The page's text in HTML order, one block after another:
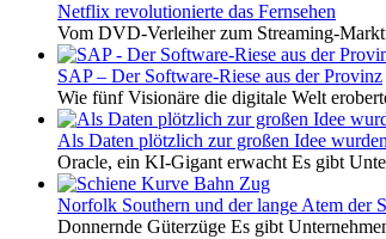
Netflix revolutionierte das Fernsehen
Vom DVD-Verleiher zum Streaming-
SAP – Der Software-Riese aus der Provinz
Wie fünf Visionäre die digitale Welt
Als Daten plötzlich zur großen Idee wurden
Oracle, ein KI-Gigant erwacht Es gibt
Norfolk Southern und der lange Atem der
Donnernde Güterzüge Es gibt